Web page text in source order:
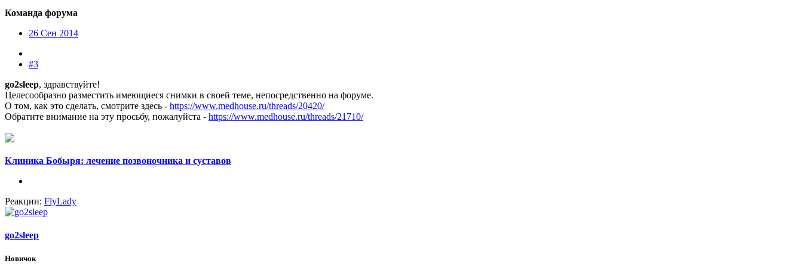
Команда форума
26 Сен 2014
#3
go2sleep, здравствуйте!
Целесообразно разместить имеющиеся снимки в своей теме, непосредственно на форуме.
О том, как это сделать, смотрите здесь - https://www.medhouse.ru/threads/20420/
Обратите внимание на эту просьбу, пожалуйста - https://www.medhouse.ru/threads/21710/
Клиника Бобыря: лечение позвоночника и суставов
Реакции: FlyLady
go2sleep
Новичок